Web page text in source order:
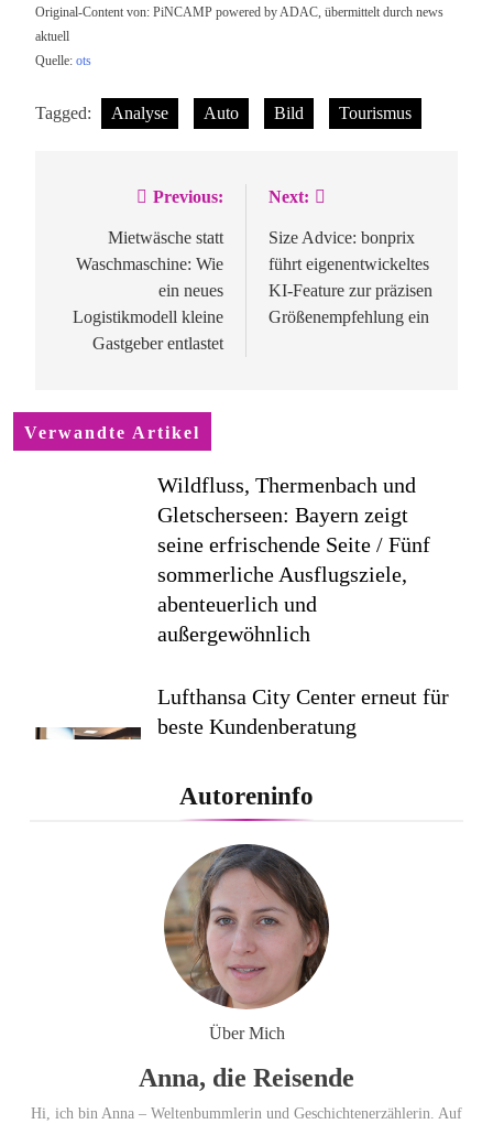
Original-Content von: PiNCAMP powered by ADAC, übermittelt durch news
aktuell
Quelle: ots
Tagged: Analyse Auto Bild Tourismus
Beitragsnavigation
Previous:
Mietwäsche statt
Waschmaschine: Wie
ein neues
Logistikmodell kleine
Gastgeber entlastet
Next:
Size Advice: bonprix
führt eigenentwickeltes
KI-Feature zur präzisen
Größenempfehlung ein
Verwandte Artikel
Wildfluss, Thermenbach und
Gletscherseen: Bayern zeigt
seine erfrischende Seite / Fünf
sommerliche Ausflugsziele,
abenteuerlich und
außergewöhnlich
Lufthansa City Center erneut für
beste Kundenberatung
Studie sieht LCC zum siebten
Mal in Folge vorn
Cool down am Hintertuxer
Gletscher
Ägypten erleben mit Builder
Travel: sicher, persönlich und gut
begleitet
Autoreninfo
Über Mich
Anna, die Reisende
Hi, ich bin Anna – Weltenbummlerin und Geschichtenerzählerin. Auf